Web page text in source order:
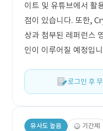
이트 및 유튜브에서 활
점이 있습니다. 또한,
상과 첨부된 레퍼런스
인이 이루어질 예정입
로그인 후
유사도 높음 기간제